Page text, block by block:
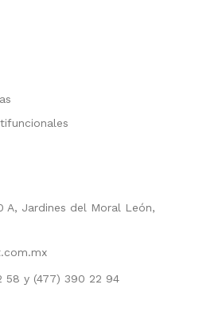
A, Jardines del Moral León,
58 y (477) 390 22 94